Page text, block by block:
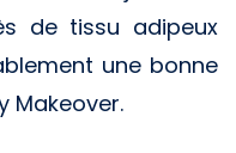
de tissu adipeux
une bonne
Makeover.